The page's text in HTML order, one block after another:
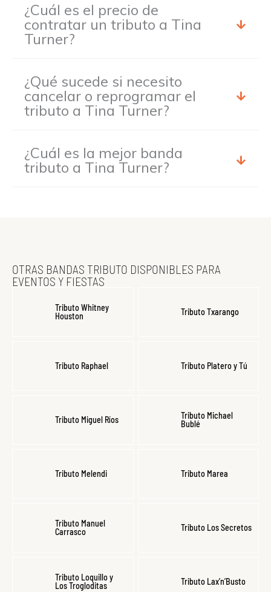
¿Cuál es el precio de
contratar un tributo a Tina
Turner?
¿Qué sucede si necesito
cancelar o reprogramar el
tributo a Tina Turner?
¿Cuál es la mejor banda
tributo a Tina Turner?
OTRAS BANDAS TRIBUTO DISPONIBLES PARA
EVENTOS Y FIESTAS
Tributo Whitney
Houston
Tributo Txarango
Tributo Raphael Tributo Platero y Tú
Tributo Miguel Ríos
Tributo Michael
Bublé
Tributo Melendi Tributo Marea
Tributo Manuel
Carrasco
Tributo Los Secretos
Tributo Loquillo y
Los Trogloditas
Tributo Lax’n’Busto